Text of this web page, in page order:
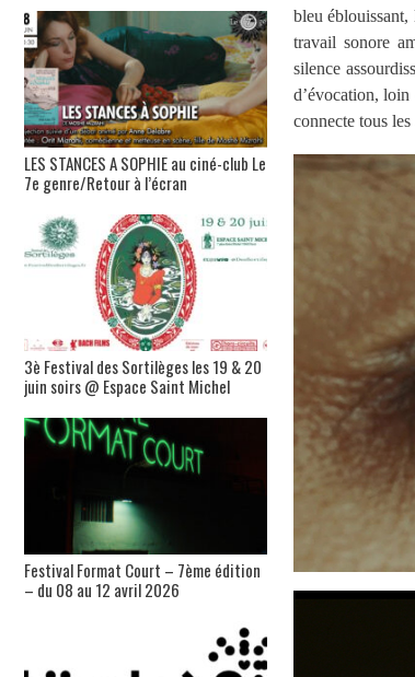
bleu éblouissant,
travail sonore
silence
d’évocation, loin
connecte tous
LES STANCES A SOPHIE au ciné-club Le
7e genre/Retour à l’écran
3è Festival des Sortilèges les 19 & 20
juin soirs @ Espace Saint Michel
Festival Format Court – 7ème édition
– du 08 au 12 avril 2026